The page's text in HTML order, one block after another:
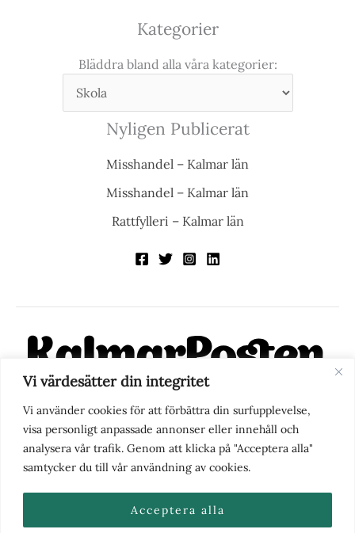
Vi värdesätter din integritet
Vi använder cookies för att förbättra din surfupplevelse,
visa personligt anpassade annonser eller innehåll och
analysera vår trafik. Genom att klicka på "Acceptera alla"
samtycker du till vår användning av cookies.
Acceptera alla
Kategorier
Bläddra bland alla våra kategorier:
Nyligen Publicerat
Misshandel – Kalmar län
Misshandel – Kalmar län
Rattfylleri – Kalmar län
KalmarPosten är en modern lokalnyhetstidning på nätet. Med
fokus på Kalmarregionen, men också med blick för det större
perspektivet, vill vi vara din självklara kanal för nyheter,
berättelser och engagemang. KalmarPosten grundades 1988 och
fick nya ägare 2025.